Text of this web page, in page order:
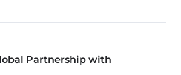
Partnership with